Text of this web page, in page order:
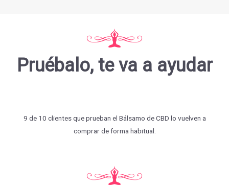
Pruébalo, te va a ayudar
9 de 10 clientes que prueban el Bálsamo de CBD lo vuelven a
comprar de forma habitual.